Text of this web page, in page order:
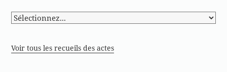
Voir tous les recueils des actes